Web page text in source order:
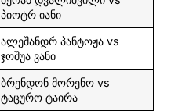
პიოტრ იანი
ალეშანდრ პანტოჟა vs
ჯოშუა ვანი
ბრენდონ მორენო vs
ტაცურო ტაირა